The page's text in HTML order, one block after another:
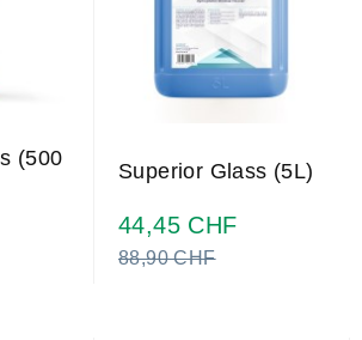
(500
Superior Glass (5L)
44,45 CHFPrezzo
88,90 CHF